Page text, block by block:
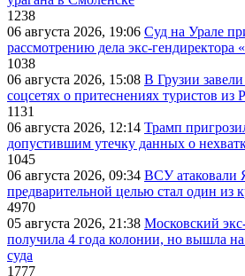
1238
06 августа 2026, 19:06 Суд на Урале
рассмотрению дела экс-
1038
06 августа 2026, 15:08 В Грузии
соцсетях о притеснениях туристов из
1131
06 августа 2026, 12:14 Трамп
допустившим утечку данных о
1045
06 августа 2026, 09:34 ВСУ атаковали
предварительной целью стал один
4970
05 августа 2026, 21:38 Московский
получила 4 года колонии, но вышла
суда
1777